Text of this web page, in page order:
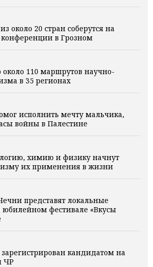
около 20 стран соберутся на
в Грозном
около 110 маршрутов научно-
в 35 регионах
исполнить мечту мальчика,
войны в Палестине
химию и физику начнут
их применения в жизни
представят локальные
юбилейном фестивале «Вкусы
кандидатом на
ЧР